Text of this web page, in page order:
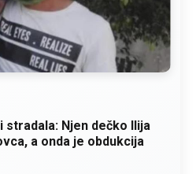
stradala: Njen dečko Ilija
a onda je obdukcija